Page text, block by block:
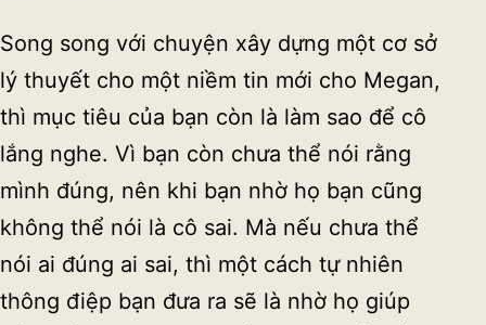
Song song với chuyện xây dựng một cơ sở
lý thuyết cho một niềm tin mới cho Megan,
thì mục tiêu của bạn còn là làm sao để cô
lắng nghe. Vì bạn còn chưa thể nói rằng
mình đúng, nên khi bạn nhờ họ bạn cũng
không thể nói là cô sai. Mà nếu chưa thể
nói ai đúng ai sai, thì một cách tự nhiên
thông điệp bạn đưa ra sẽ là nhờ họ giúp